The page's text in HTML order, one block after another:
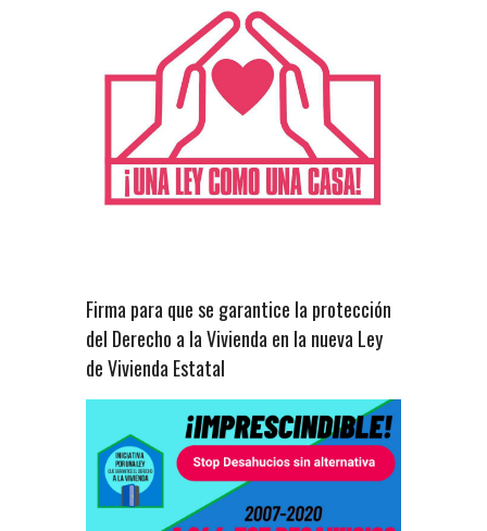
Firma para que se garantice la protección
del Derecho a la Vivienda en la nueva Ley
de Vivienda Estatal